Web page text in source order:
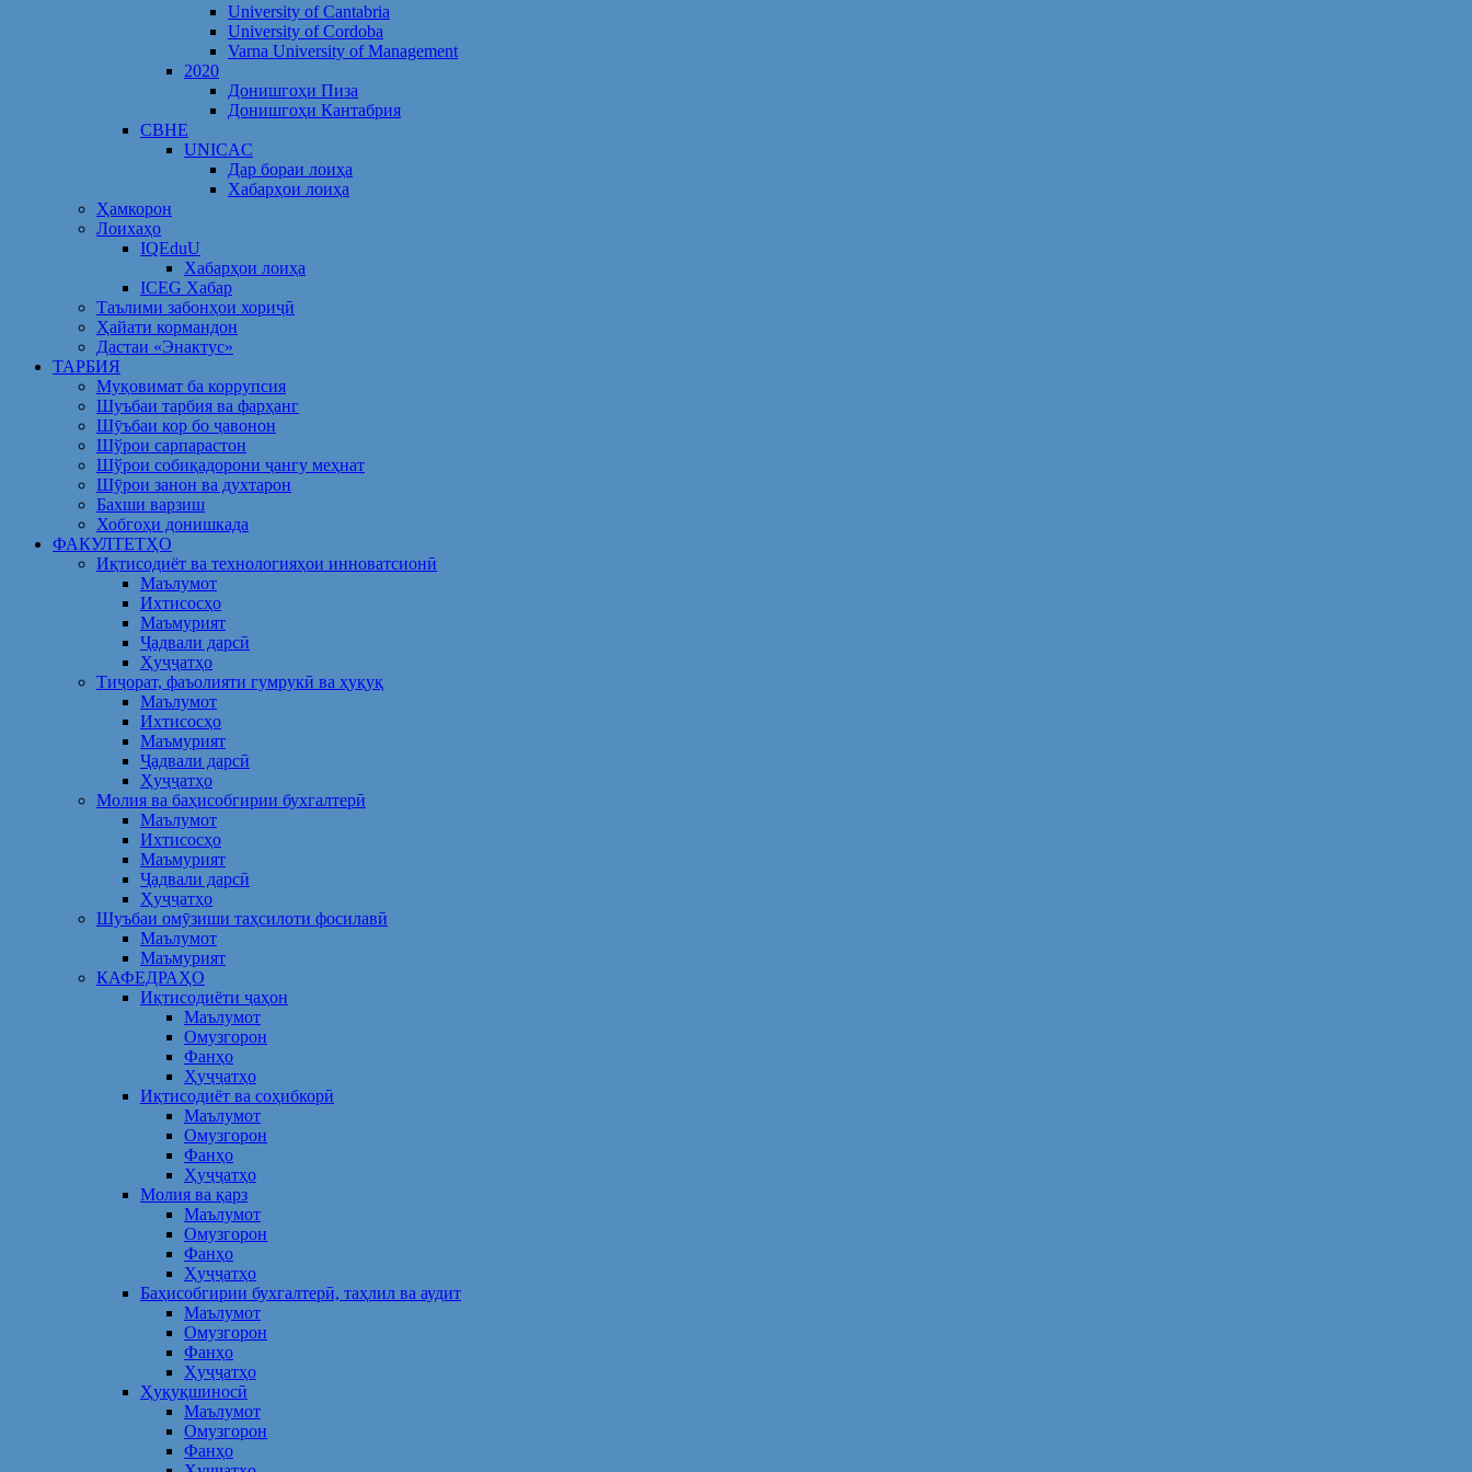
University of Cantabria
University of Cordoba
Varna University of Management
2020
Донишгоҳи Пиза
Донишгоҳи Кантабрия
CBHE
UNICAC
Дар бораи лоиҳа
Хабарҳои лоиҳа
Ҳамкорон
Лоихаҳо
IQEduU
Хабарҳои лоиҳа
ICEG Хабар
Таълими забонҳои хориҷӣ
Ҳайати кормандон
Дастаи «Энактус»
ТАРБИЯ
Муқовимат ба коррупсия
Шуъбаи тарбия ва фарҳанг
Шӯъбаи кор бо ҷавонон
Шўрои сарпарастон
Шўрои собиқадорони ҷангу меҳнат
Шӯрои занон ва духтарон
Бахши варзиш
Хобгоҳи донишкада
ФАКУЛТЕТҲО
Иқтисодиёт ва технологияҳои инноватсионӣ
Маълумот
Ихтисосҳо
Маъмурият
Ҷадвали дарсӣ
Ҳуҷҷатҳо
Тиҷорат, фаъолияти гумрукӣ ва ҳуқуқ
Маълумот
Ихтисосҳо
Маъмурият
Ҷадвали дарсӣ
Ҳуҷҷатҳо
Молия ва баҳисобгирии бухгалтерӣ
Маълумот
Ихтисосҳо
Маъмурият
Ҷадвали дарсӣ
Ҳуҷҷатҳо
Шуъбаи омӯзиши таҳсилоти фосилавӣ
Маълумот
Маъмурият
КАФЕДРАҲО
Иқтисодиёти ҷаҳон
Маълумот
Омузгорон
Фанҳо
Ҳуҷҷатҳо
Иқтисодиёт ва соҳибкорӣ
Маълумот
Омузгорон
Фанҳо
Ҳуҷҷатҳо
Молия ва қарз
Маълумот
Омузгорон
Фанҳо
Ҳуҷҷатҳо
Баҳисобгирии бухгалтерӣ, таҳлил ва аудит
Маълумот
Омузгорон
Фанҳо
Ҳуҷҷатҳо
Ҳуқуқшиносӣ
Маълумот
Омузгорон
Фанҳо